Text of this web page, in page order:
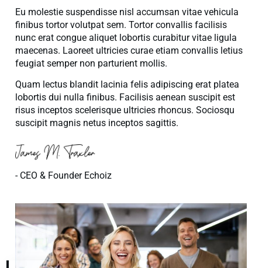
Eu molestie suspendisse nisl accumsan vitae vehicula
finibus tortor volutpat sem. Tortor convallis facilisis
nunc erat congue aliquet lobortis curabitur vitae ligula
maecenas. Laoreet ultricies curae etiam convallis letius
feugiat semper non parturient mollis.
Quam lectus blandit lacinia felis adipiscing erat platea
lobortis dui nulla finibus. Facilisis aenean suscipit est
risus inceptos scelerisque ultricies rhoncus. Sociosqu
suscipit magnis netus inceptos sagittis.
- CEO & Founder Echoiz